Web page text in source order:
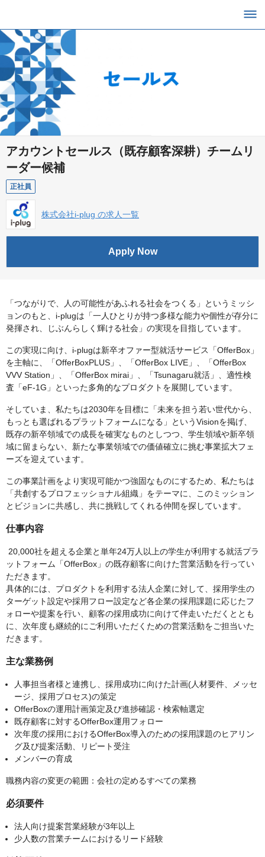
アカウントセールス（既存顧客深耕）チームリ
ーダー候補
正社員
株式会社i-plug の求人一覧
Apply Now
「つながりで、人の可能性があふれる社会をつくる」というミッシ
ョンのもと、i-plugは「一人ひとりが持つ多様な能力や個性が存分に
発揮され、じぶんらしく輝ける社会」の実現を目指しています。
この実現に向け、i-plugは新卒オファー型就活サービス「OfferBox」
を主軸に、「OfferBoxPLUS」、「OfferBox LIVE」、「OfferBox
VVV Station」、「OfferBox mirai」、「Tsunagaru就活」、適性検
査「eF-1G」といった多角的なプロダクトを展開しています。
そしていま、私たちは2030年を目標に「未来を担う若い世代から、
もっとも選ばれるプラットフォームになる」というVisionを掲げ、
既存の新卒領域での成長を確実なものとしつつ、学生領域や新卒領
域に留まらない、新たな事業領域での価値確立に挑む事業拡大フェ
ーズを迎えています。
この事業計画をより実現可能かつ強固なものにするため、私たちは
「共創するプロフェッショナル組織」をテーマに、このミッション
とビジョンに共感し、共に挑戦してくれる仲間を探しています。
仕事内容
20,000社を超える企業と単年24万人以上の学生が利用する就活プラ
ットフォーム「OfferBox」の既存顧客に向けた営業活動を行ってい
ただきます。
具体的には、プロダクトを利用する法人企業に対して、採用学生の
ターゲット設定や採用フロー設定など各企業の採用課題に応じたフ
ォローや提案を行い、顧客の採用成功に向けて伴走いただくととも
に、次年度も継続的にご利用いただくための営業活動をご担当いた
だきます。
主な業務例
人事担当者様と連携し、採用成功に向けた計画(人材要件、メッセ
ージ、採用プロセス)の策定
OfferBoxの運用計画策定及び進捗確認・検索軸選定
既存顧客に対するOfferBox運用フォロー
次年度の採用におけるOfferBox導入のための採用課題のヒアリン
グ及び提案活動、リピート受注
メンバーの育成
職務内容の変更の範囲：会社の定めるすべての業務
必須要件
法人向け提案営業経験が3年以上
少人数の営業チームにおけるリード経験